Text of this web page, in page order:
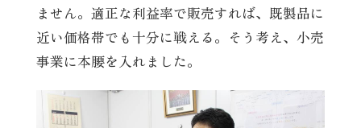
ません。適正な利益率で販売すれば、既製品に
近い価格帯でも十分に戦える。そう考え、小売
事業に本腰を入れました。